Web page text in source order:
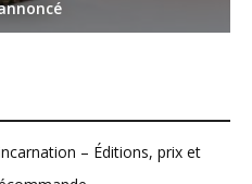
– Éditions, prix et